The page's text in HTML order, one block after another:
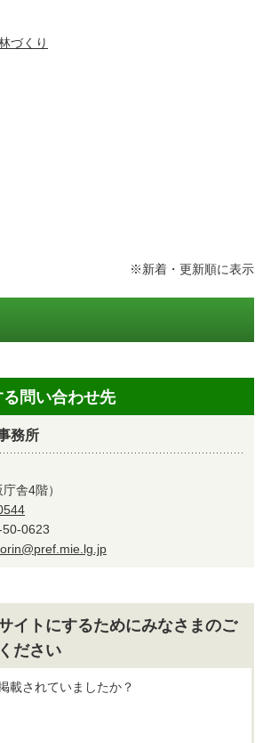
づくり
※新着・更新順に表示
問い合わせ先
務所
舎4階）
50-0623
イトにするためにみなさまのご
ださい
載されていましたか？